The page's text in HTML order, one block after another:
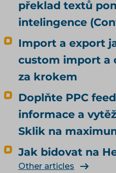
překlad textů
intelingence
Import a export
custom import a
za krokem
Doplňte PPC
informace a
Sklik na
Jak bidovat na
Other articles